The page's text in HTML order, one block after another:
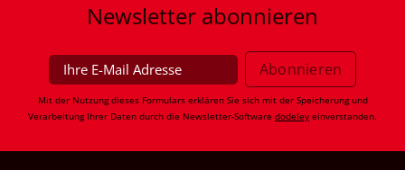
Newsletter abonnieren
Mit der Nutzung dieses Formulars erklären Sie sich mit der Speicherung und
Verarbeitung Ihrer Daten durch die Newsletter-Software dodeley einverstanden.